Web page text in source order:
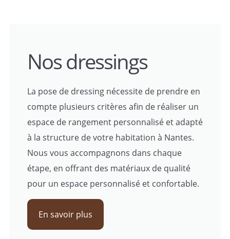
Nos dressings
La pose de dressing nécessite de prendre en
compte plusieurs critères afin de réaliser un
espace de rangement personnalisé et adapté
à la structure de votre habitation à Nantes.
Nous vous accompagnons dans chaque
étape, en offrant des matériaux de qualité
pour un espace personnalisé et confortable.
En savoir plus